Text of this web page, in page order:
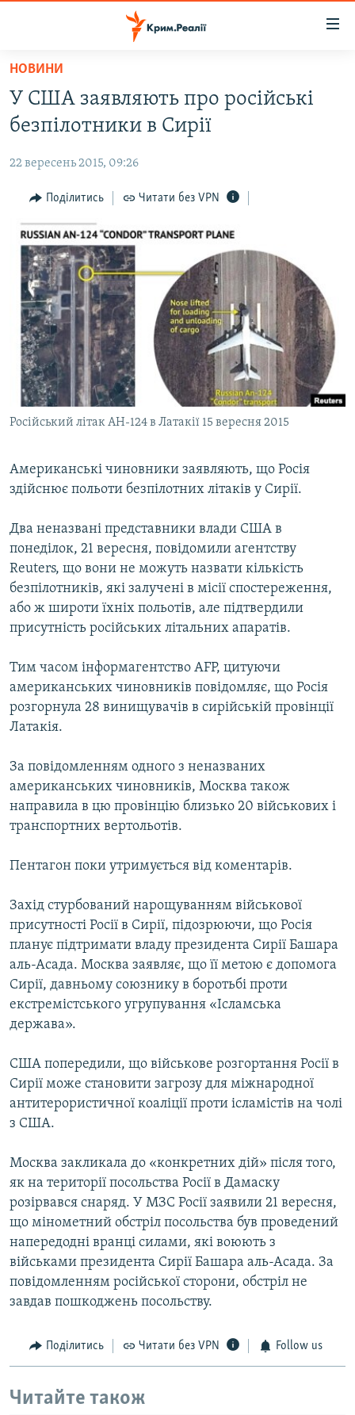
Перейти
основного
матеріалу
до
навігації
Перейти
пошуку
ВОДА.КРИМ
ПОЛІТИКА
БЛОГИ
ПОГЛЯД
ІНТЕРВ'Ю
ВСЕ ЗА ДЕНЬ
СПЕЦПРОЕКТИ
ДЕПОРТАЦІЯ
ВІДЕОУРОКИ «ELIFBE»
СВІДЧЕННЯ ОКУПАЦІЇ
УКРАЇНСЬКА ПРОБЛЕМА КРИМУ
ЯК ОБІЙТИ БЛОКУВАННЯ
Русский
Qırımtatar
Усі сайти RFE/RL
НОВИНИ
У США заявляють про російські
безпілотники в Сирії
22 вересень 2015, 09:26
Поділитись Читати без VPN
Російський літак АН-124 в Латакії 15 вересня 2015
Американські чиновники заявляють, що Росія
здійснює польоти безпілотних літаків у Сирії.
Два неназвані представники влади США в
понеділок, 21 вересня, повідомили агентству
Reuters, що вони не можуть назвати кількість
безпілотників, які залучені в місії спостереження,
або ж широти їхніх польотів, але підтвердили
присутність російських літальних апаратів.
Тим часом інформагентство AFP, цитуючи
американських чиновників повідомляє, що Росія
розгорнула 28 винищувачів в сирійській провінції
Латакія.
За повідомленням одного з неназваних
американських чиновників, Москва також
направила в цю провінцію близько 20 військових і
транспортних вертольотів.
Пентагон поки утримується від коментарів.
Захід стурбований нарощуванням військової
присутності Росії в Сирії, підозрюючи, що Росія
планує підтримати владу президента Сирії Башара
аль-Асада. Москва заявляє, що її метою є допомога
Сирії, давньому союзнику в боротьбі проти
екстремістського угрупування «Ісламська
держава».
США попередили, що військове розгортання Росії в
Сирії може становити загрозу для міжнародної
антитерористичної коаліції проти ісламістів на чолі
з США.
Москва закликала до «конкретних дій» після того,
як на території посольства Росії в Дамаску
розірвався снаряд. У МЗС Росії заявили 21 вересня,
що мінометний обстріл посольства був проведений
напередодні вранці силами, які воюють з
військами президента Сирії Башара аль-Асада. За
повідомленням російської сторони, обстріл не
завдав пошкоджень посольству.
Поділитись Читати без VPN Follow us
Читайте також